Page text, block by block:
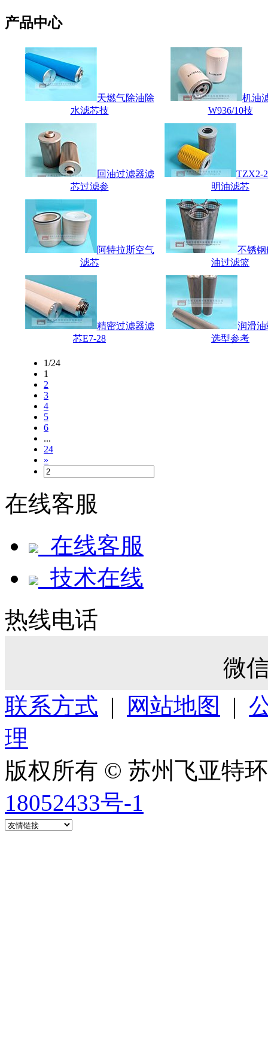
产品中心
天燃气除油除
水滤芯技
机油
W936/10技
回油过滤器滤
芯过滤参
TZX2-
明油滤芯
阿特拉斯空气
滤芯
不锈
油过滤篮
精密过滤器滤
芯E7-28
润滑
选型参考
1/24
1
2
3
4
5
6
...
24
»
在线客服
在线客服
技术在线
热线电话
微
联系方式 | 网站地图 |
理
版权所有 © 苏州飞亚特
18052433号-1